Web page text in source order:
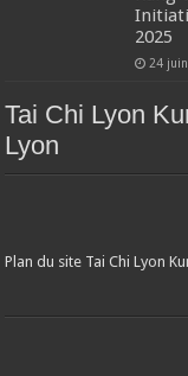
2025
24
Tai Chi Lyon
Lyon
Plan du site Tai Chi Lyon